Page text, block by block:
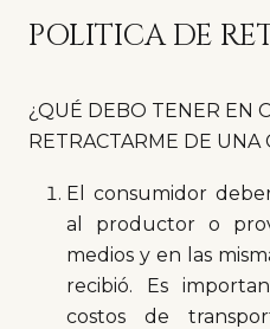
POLITICA DE
¿QUÉ DEBO TENER EN
RETRACTARME DE UNA
El consumidor
al productor o
medios y en las
recibió. Es
costos de